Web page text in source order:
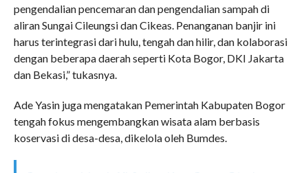
pengendalian pencemaran dan pengendalian sampah di
aliran Sungai Cileungsi dan Cikeas. Penanganan banjir ini
harus terintegrasi dari hulu, tengah dan hilir, dan kolaborasi
dengan beberapa daerah seperti Kota Bogor, DKI Jakarta
dan Bekasi,” tukasnya.
Ade Yasin juga mengatakan Pemerintah Kabupaten Bogor
tengah fokus mengembangkan wisata alam berbasis
koservasi di desa-desa, dikelola oleh Bumdes.